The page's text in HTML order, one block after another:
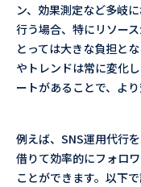
ン、効果測定など多岐
行う場合、特にリソー
とっては大きな負担と
やトレンドは常に変化
ートがあることで、よ
例えば、SNS運用代行
借りて効率的にフォロ
ことができます。以下